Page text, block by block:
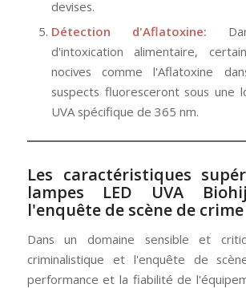
devises.
Détection d'Aflatoxine:
d'intoxication alimentaire,
nocives comme l'Aflatoxine
suspects fluoresceront sous une
UVA spécifique de 365 nm.
Les caractéristiques
lampes LED UVA
l'enquête de scène de crime
Dans un domaine sensible et
criminalistique et l'enquête de
performance et la fiabilité de